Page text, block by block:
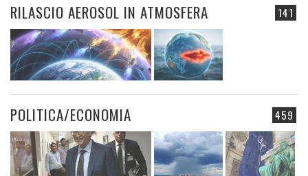
141
RILASCIO AEROSOL IN ATMOSFERA
459
POLITICA/ECONOMIA